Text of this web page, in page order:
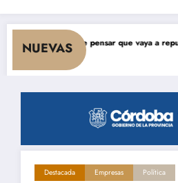
NUEVAS
y nada hace pensar que vaya a repuntar»
Destacada Empresas Política